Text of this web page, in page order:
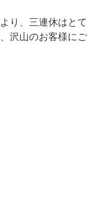
り、三連休はとて
沢山のお客様にご